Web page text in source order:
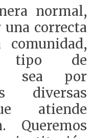
normal,
correcta
tipo de
sea por
diversas
atiende
Queremos